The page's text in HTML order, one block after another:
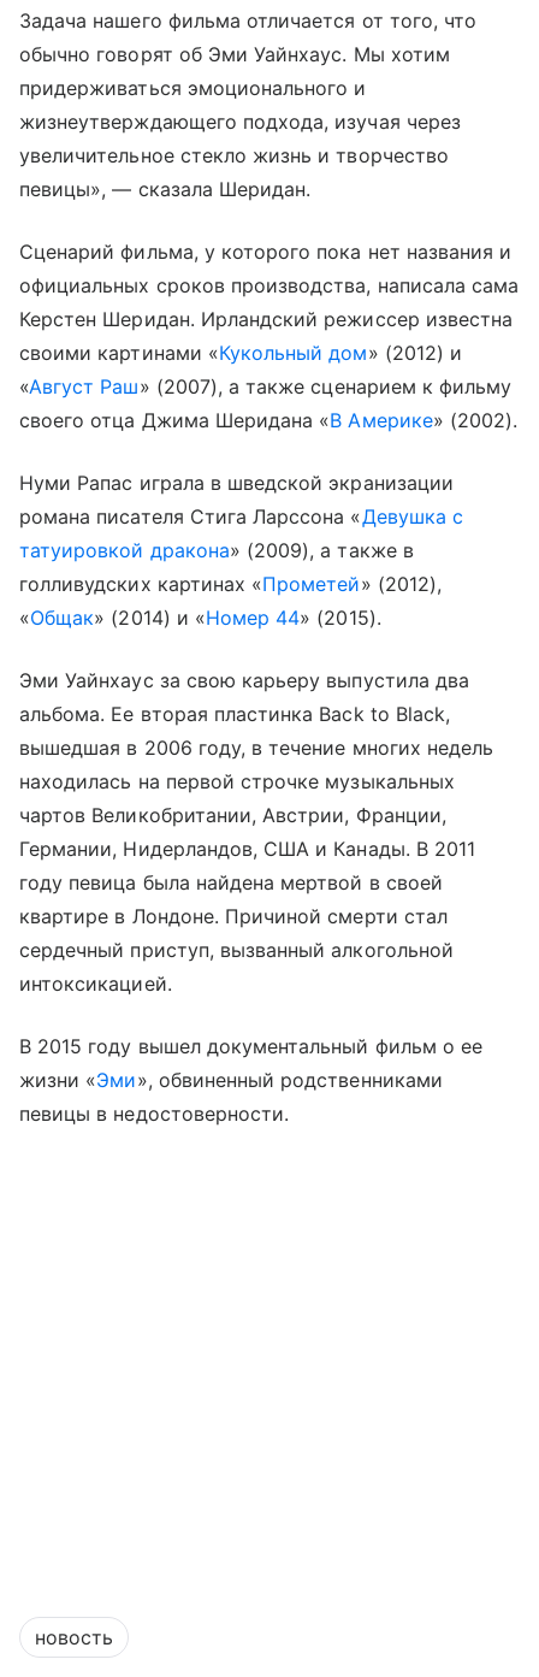
Задача нашего фильма отличается от того, что
обычно говорят об Эми Уайнхаус. Мы хотим
придерживаться эмоционального и
жизнеутверждающего подхода, изучая через
увеличительное стекло жизнь и творчество
певицы», — сказала Шеридан.
Сценарий фильма, у которого пока нет названия и
официальных сроков производства, написала сама
Керстен Шеридан. Ирландcкий режиссер известна
своими картинами «Кукольный дом» (2012) и
«Август Раш» (2007), а также сценарием к фильму
своего отца Джима Шеридана «В Америке» (2002).
Нуми Рапас играла в шведской экранизации
романа писателя Стига Ларссона «Девушка с
татуировкой дракона» (2009), а также в
голливудских картинах «Прометей» (2012),
«Общак» (2014) и «Номер 44» (2015).
Эми Уайнхаус за свою карьеру выпустила два
альбома. Ее вторая пластинка Back to Black,
вышедшая в 2006 году, в течение многих недель
находилась на первой строчке музыкальных
чартов Великобритании, Австрии, Франции,
Германии, Нидерландов, США и Канады. В 2011
году певица была найдена мертвой в своей
квартире в Лондоне. Причиной смерти стал
сердечный приступ, вызванный алкогольной
интоксикацией.
В 2015 году вышел документальный фильм о ее
жизни «Эми», обвиненный родственниками
певицы в недостоверности.
новость